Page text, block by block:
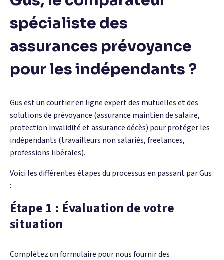
spécialiste des
assurances prévoyance
pour les indépendants ?
Gus est un courtier en ligne expert des mutuelles et des
solutions de prévoyance (assurance maintien de salaire,
protection invalidité et assurance décès) pour protéger les
indépendants (travailleurs non salariés, freelances,
professions libérales).
Voici les différentes étapes du processus en passant par Gus
:
Étape 1 : Évaluation de votre
situation
Complétez un formulaire pour nous fournir des